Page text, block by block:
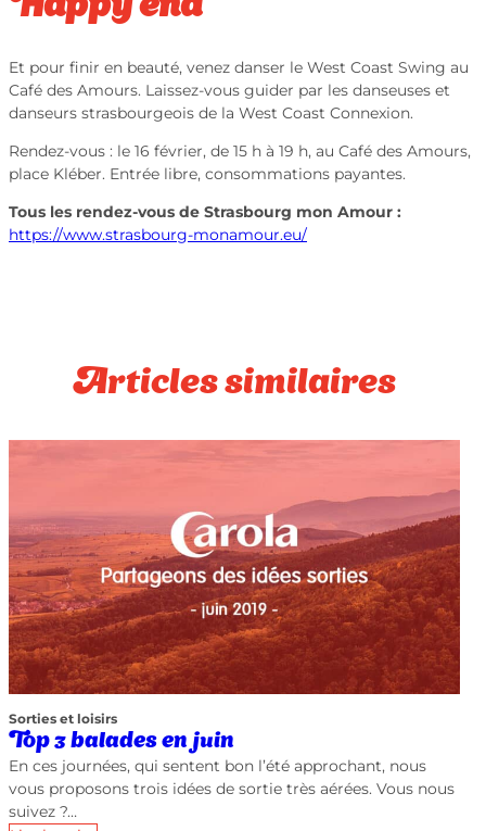
Happy end
Et pour finir en beauté, venez danser le West Coast Swing au
Café des Amours. Laissez-vous guider par les danseuses et
danseurs strasbourgeois de la West Coast Connexion.
Rendez-vous : le 16 février, de 15 h à 19 h, au Café des Amours,
place Kléber. Entrée libre, consommations payantes.
Tous les rendez-vous de Strasbourg mon Amour :
https://www.strasbourg-monamour.eu/
Articles similaires
Sorties et loisirs
Top 3 balades en juin
En ces journées, qui sentent bon l’été approchant, nous
vous proposons trois idées de sortie très aérées. Vous nous
suivez ?…